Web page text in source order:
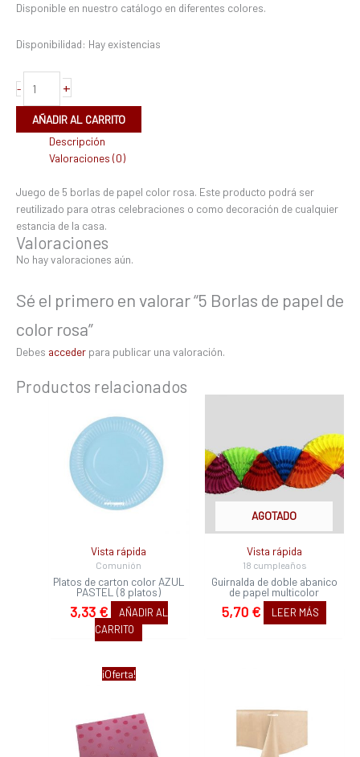
Disponible en nuestro catálogo en diferentes colores.
Disponibilidad: Hay existencias
- +
AÑADIR AL CARRITO
Descripción
Valoraciones (0)
Juego de 5 borlas de papel color rosa. Este producto podrá ser
reutilizado para otras celebraciones o como decoración de cualquier
estancia de la casa.
Valoraciones
No hay valoraciones aún.
Sé el primero en valorar “5 Borlas de papel de
color rosa”
Debes acceder para publicar una valoración.
Productos relacionados
Vista rápida
Comunión
Platos de carton color AZUL
PASTEL (8 platos)
3,33 €
AÑADIR AL
CARRITO
AGOTADO
Vista rápida
18 cumpleaños
Guirnalda de doble abanico
de papel multicolor
5,70 € LEER MÁS
¡Oferta!
El
original
era:
3,63 €.
actual
es:
2,90 €.